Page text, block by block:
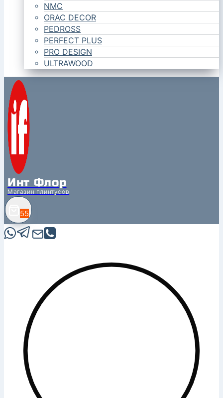
NMC
ORAC DECOR
PEDROSS
PERFECT PLUS
PRO DESIGN
ULTRAWOOD
Инт Флор
Магазин плинтусов
55